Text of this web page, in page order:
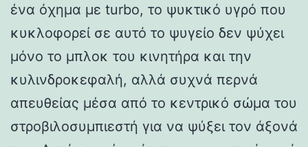
ένα όχημα με turbo, το ψυκτικό υγρό που
κυκλοφορεί σε αυτό το ψυγείο δεν ψύχει
μόνο το μπλοκ του κινητήρα και την
κυλινδροκεφαλή, αλλά συχνά περνά
απευθείας μέσα από το κεντρικό σώμα του
στροβιλοσυμπιεστή για να ψύξει τον άξονά